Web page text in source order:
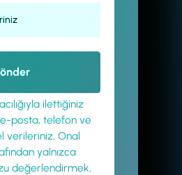
ilettiğiniz
posta, telefon ve
verileriniz, Onal
yalnızca
değerlendirmek,